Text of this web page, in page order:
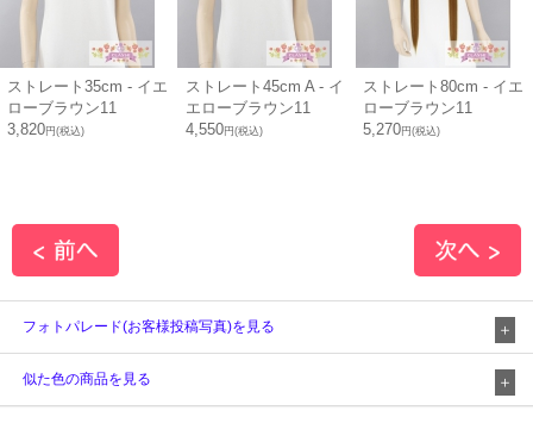
ストレート35cm - イエ
ローブラウン11
3,820円(税込)
ストレート45cm A - イ
エローブラウン11
4,550円(税込)
ストレート80cm - イエ
ローブラウン11
5,270円(税込)
フォトパレード(お客様投稿写真)を見る
似た色の商品を見る